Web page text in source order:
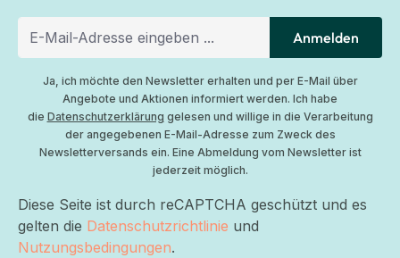
Anmelden
Ja, ich möchte den Newsletter erhalten und per E-Mail über
Angebote und Aktionen informiert werden. Ich habe
die Datenschutzerklärung gelesen und willige in die Verarbeitung
der angegebenen E-Mail-Adresse zum Zweck des
Newsletterversands ein. Eine Abmeldung vom Newsletter ist
jederzeit möglich.
Diese Seite ist durch reCAPTCHA geschützt und es
gelten die Datenschutzrichtlinie und
Nutzungsbedingungen.